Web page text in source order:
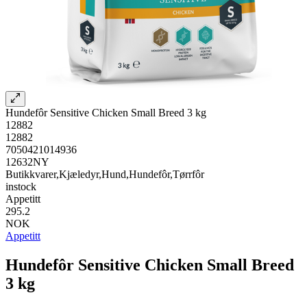
Hundefôr Sensitive Chicken Small Breed 3 kg
12882
12882
7050421014936
12632NY
Butikkvarer,Kjæledyr,Hund,Hundefôr,Tørrfôr
instock
Appetitt
295.2
NOK
Appetitt
Hundefôr Sensitive Chicken Small Breed
3 kg